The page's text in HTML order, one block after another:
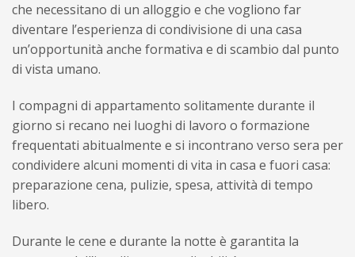
che necessitano di un alloggio e che vogliono far
diventare l’esperienza di condivisione di una casa
un’opportunità anche formativa e di scambio dal punto
di vista umano.
I compagni di appartamento solitamente durante il
giorno si recano nei luoghi di lavoro o formazione
frequentati abitualmente e si incontrano verso sera per
condividere alcuni momenti di vita in casa e fuori casa:
preparazione cena, pulizie, spesa, attività di tempo
libero.
Durante le cene e durante la notte è garantita la